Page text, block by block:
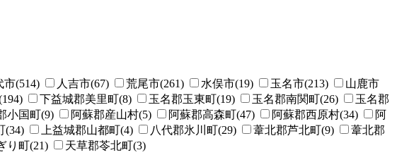
市(514) 人吉市(67) 荒尾市(261) 水俣市(19) 玉名市(213)
山鹿市
下益城郡美里町(8) 玉名郡玉東町(19) 玉名郡南関町(26)
玉名郡
小国町(9) 阿蘇郡産山村(5) 阿蘇郡高森町(47) 阿蘇郡西原村(34)
阿
(34) 上益城郡山都町(4) 八代郡氷川町(29) 葦北郡芦北町(9)
葦北郡
り町(21)
天草郡苓北町(3)